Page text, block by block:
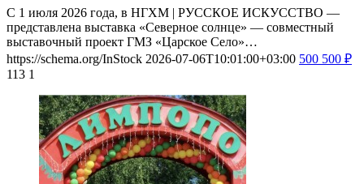
С 1 июля 2026 года, в НГХМ | РУССКОЕ ИСКУССТВО —
представлена выставка «Северное солнце» — совместный
выставочный проект ГМЗ «Царское Село»…
https://schema.org/InStock 2026-07-06T10:01:00+03:00 500 500 ₽
113 1